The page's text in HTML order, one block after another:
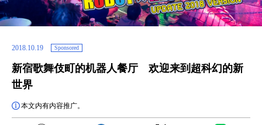
2018.10.19 Sponsored
新宿歌舞伎町的机器人餐厅 欢迎来到超科幻的新
世界
本文内有内容推广。